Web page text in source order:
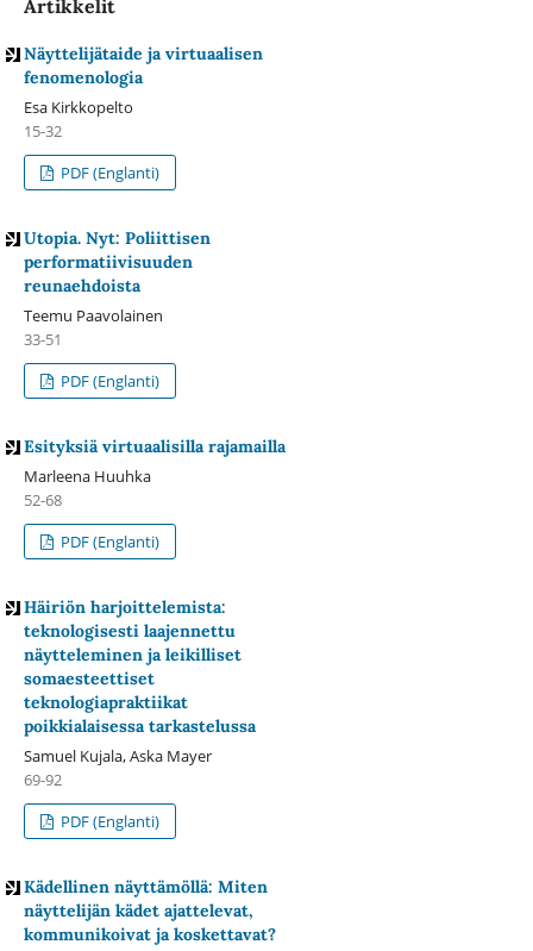
Artikkelit
Näyttelijätaide ja virtuaalisen
fenomenologia
Esa Kirkkopelto
15-32
PDF (Englanti)
Utopia. Nyt: Poliittisen
performatiivisuuden
reunaehdoista
Teemu Paavolainen
33-51
PDF (Englanti)
Esityksiä virtuaalisilla rajamailla
Marleena Huuhka
52-68
PDF (Englanti)
Häiriön harjoittelemista:
teknologisesti laajennettu
näytteleminen ja leikilliset
somaesteettiset
teknologiapraktiikat
poikkialaisessa tarkastelussa
Samuel Kujala, Aska Mayer
69-92
PDF (Englanti)
Kädellinen näyttämöllä: Miten
näyttelijän kädet ajattelevat,
kommunikoivat ja koskettavat?